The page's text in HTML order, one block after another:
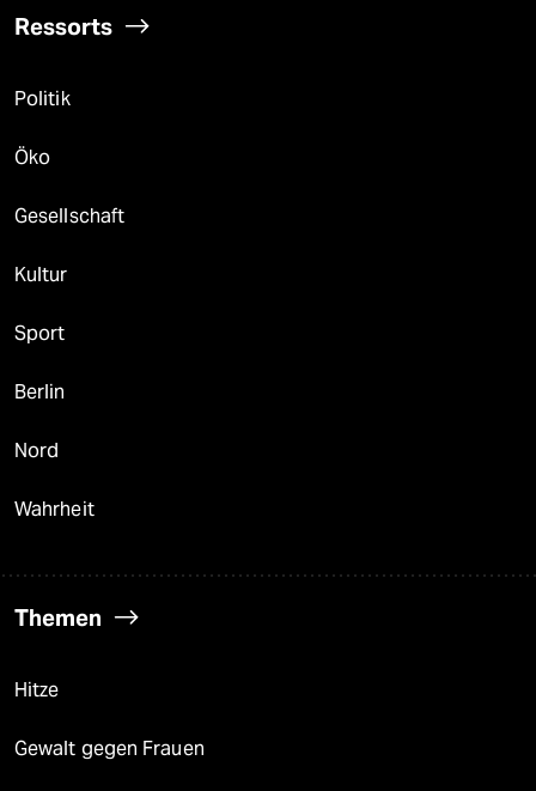
Ressorts
Politik
Öko
Gesellschaft
Kultur
Sport
Berlin
Nord
Wahrheit
Themen
Hitze
Gewalt gegen Frauen